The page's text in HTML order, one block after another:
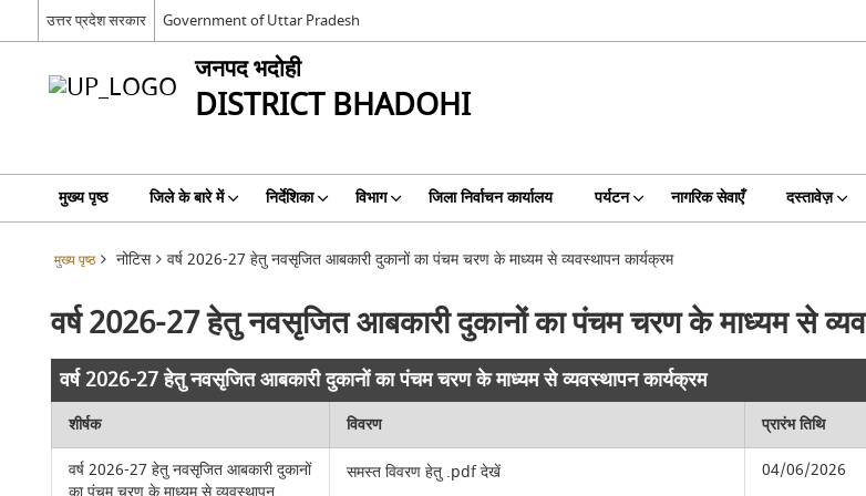
उत्तर प्रदेश सरकार Government of Uttar Pradesh
जनपद भदोही
DISTRICT BHADOHI
मुख्य पृष्ठ जिले के बारे में निर्देशिका विभाग जिला निर्वाचन कार्यालय पर्यटन नागरिक सेवाएँ दस्तावेज़
मुख्य पृष्ठ नोटिस वर्ष 2026-27 हेतु नवसृजित आबकारी दुकानों का पंचम चरण के माध्यम से व्यवस्थापन कार्यक्रम
वर्ष 2026-27 हेतु नवसृजित आबकारी दुकानों का पंचम चरण के माध्यम से
वर्ष 2026-27 हेतु नवसृजित आबकारी दुकानों का पंचम चरण के माध्यम से व्यवस्थापन कार्यक्रम
शीर्षक विवरण प्रारंभ तिथि
वर्ष 2026-27 हेतु नवसृजित आबकारी दुकानों
समस्त विवरण हेतु .pdf देखें 04/06/2026